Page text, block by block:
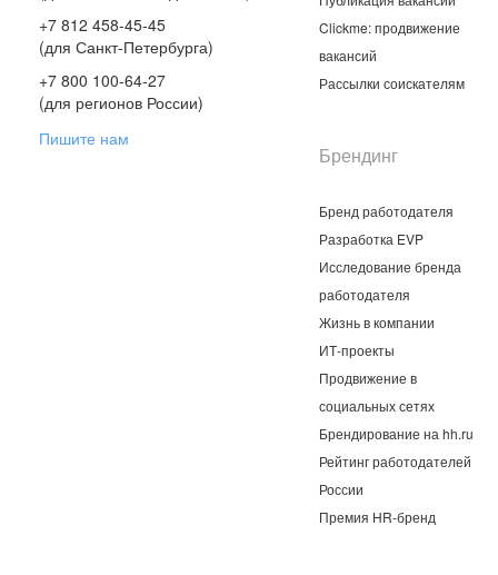
+7 812 458-45-45
(для Санкт-Петербурга)
+7 800 100-64-27
(для регионов России)
Пишите нам
Clickme: продвижение
вакансий
Рассылки соискателям
Брендинг
Бренд работодателя
Разработка EVP
Исследование бренда
работодателя
Жизнь в компании
ИТ-проекты
Продвижение в
социальных сетях
Брендирование на hh.ru
Рейтинг работодателей
России
Премия HR-бренд